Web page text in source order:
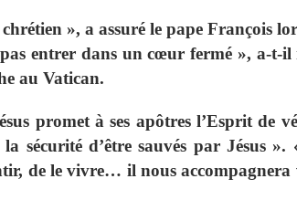
», a assuré le pape François
entrer dans un cœur fermé », a-t-il
au Vatican.
promet à ses apôtres l’Esprit de
sécurité d’être sauvés par Jésus ».
de le vivre… il nous accompagnera